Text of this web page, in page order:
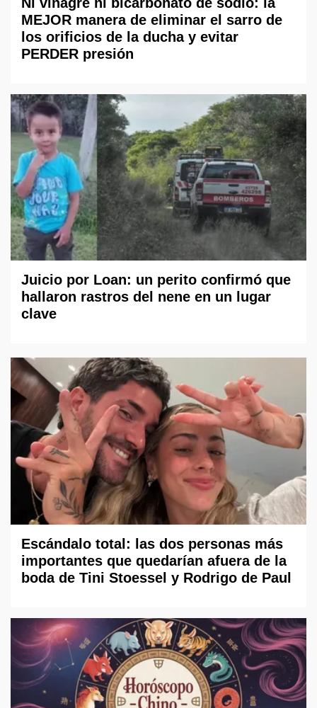
MEJOR manera de eliminar el sarro de
los orificios de la ducha y evitar
PERDER presión
Juicio por Loan: un perito confirmó que
hallaron rastros del nene en un lugar
clave
Escándalo total: las dos personas más
importantes que quedarían afuera de la
boda de Tini Stoessel y Rodrigo de Paul